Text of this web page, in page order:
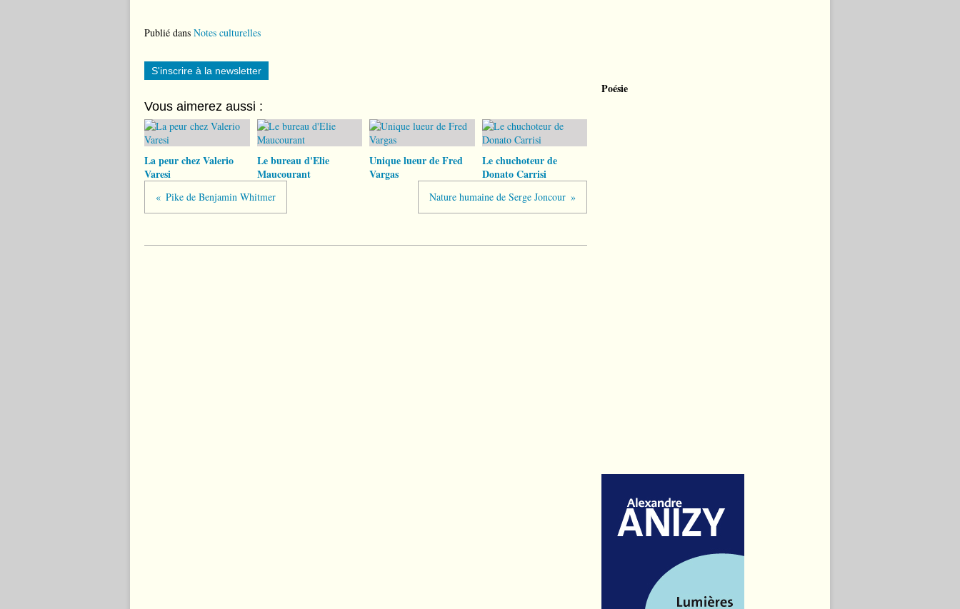
Publié dans Notes culturelles
S'inscrire à la newsletter
Vous aimerez aussi :
La peur chez Valerio
Varesi
Le bureau d'Elie
Maucourant
Unique lueur de Fred
Vargas
Le chuchoteur de
Donato Carrisi
Pike de Benjamin Whitmer Nature humaine de Serge Joncour
Poésie